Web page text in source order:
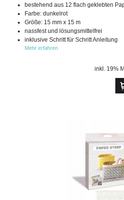
bestehend aus 12 flach geklebten
Farbe: dunkelrot
Größe: 15 mm x 15 m
nassfest und lösungsmittelfrei
inklusive Schritt für Schritt Anleitung
Mehr erfahren
inkl. 19%